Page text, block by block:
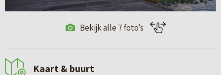
Bekijk alle 7 foto's
Kaart & buurt